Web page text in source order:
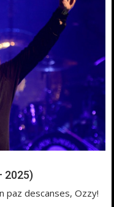
2025)
paz descanses, Ozzy!